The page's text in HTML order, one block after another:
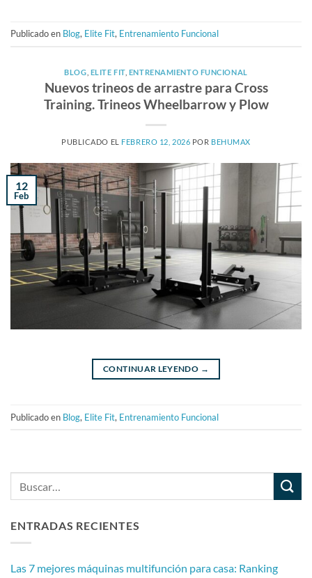
Publicado en Blog, Elite Fit, Entrenamiento Funcional
BLOG ELITE FIT, ENTRENAMIENTO FUNCIONAL
Nuevos trineos de arrastre para Cross
Training. Trineos Wheelbarrow y Plow
PUBLICADO EL FEBRERO 12, 2026 POR BEHUMAX
12
Feb
CONTINUAR LEYENDO →
Publicado en Blog, Elite Fit, Entrenamiento Funcional
ENTRADAS RECIENTES
Las 7 mejores máquinas multifunción para casa: Ranking